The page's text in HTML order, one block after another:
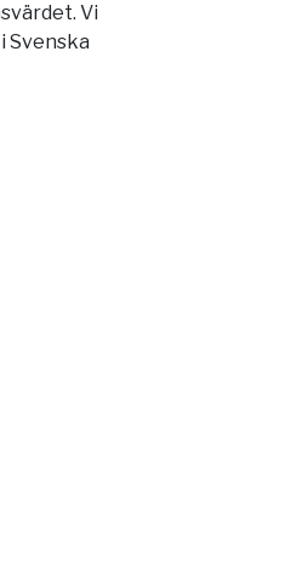
Vi
Svenska